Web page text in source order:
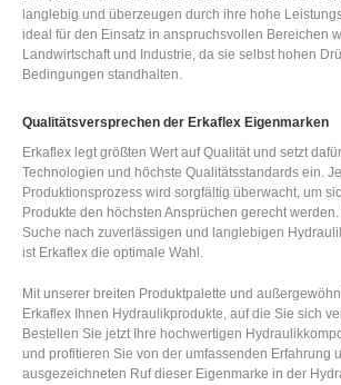
langlebig und überzeugen durch ihre hohe
ideal für den Einsatz in anspruchsvollen Bereichen
Landwirtschaft und Industrie, da sie selbst hohen
Bedingungen standhalten.
Qualitätsversprechen der Erkaflex Eigenmarken
Erkaflex legt größten Wert auf Qualität und setzt
Technologien und höchste Qualitätsstandards ein.
Produktionsprozess wird sorgfältig überwacht, um
Produkte den höchsten Ansprüchen gerecht
Suche nach zuverlässigen und langlebigen
ist Erkaflex die optimale Wahl.
Mit unserer breiten Produktpalette und
Erkaflex Ihnen Hydraulikprodukte, auf die Sie sich
Bestellen Sie jetzt Ihre hochwertigen
und profitieren Sie von der umfassenden Erfahrung
ausgezeichneten Ruf dieser Eigenmarke in der